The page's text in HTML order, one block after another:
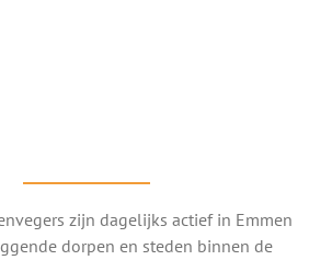
zijn dagelijks actief in Emmen
dorpen en steden binnen de